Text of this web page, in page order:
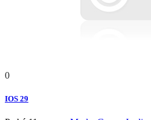
0
IOS 29